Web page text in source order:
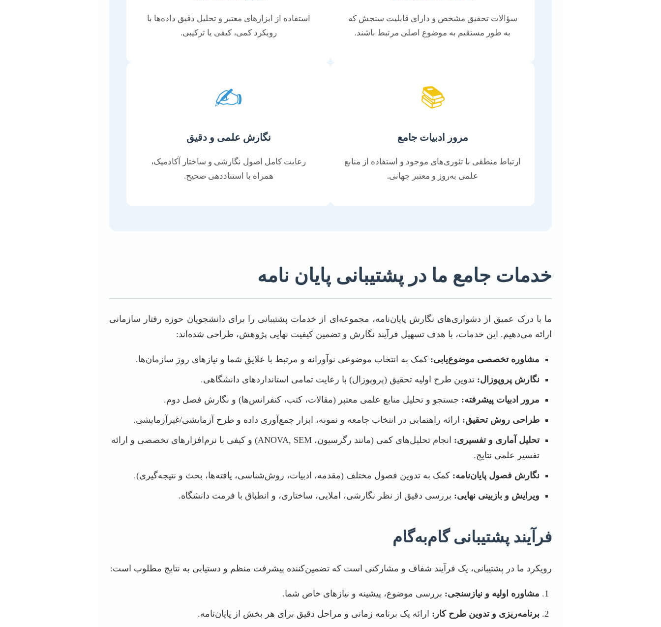
سؤالات تحقیق مشخص و دارای قابلیت سنجش که
به طور مستقیم به موضوع اصلی مرتبط باشند.
استفاده از ابزارهای معتبر و تحلیل دقیق داده‌ها با
رویکرد کمی، کیفی یا ترکیبی.
📚
مرور ادبیات جامع
ارتباط منطقی با تئوری‌های موجود و استفاده از منابع
علمی به‌روز و معتبر جهانی.
✍️
نگارش علمی و دقیق
رعایت کامل اصول نگارشی و ساختار آکادمیک،
همراه با استناددهی صحیح.
خدمات جامع ما در پشتیبانی پایان نامه
ما با درک عمیق از دشواری‌های نگارش پایان‌نامه، مجموعه‌ای از خدمات پشتیبانی را برای دانشجویان حوزه رفتار سازمانی
ارائه می‌دهیم. این خدمات، با هدف تسهیل فرآیند نگارش و تضمین کیفیت نهایی پژوهش، طراحی شده‌اند:
مشاوره تخصصی موضوع‌یابی: کمک به انتخاب موضوعی نوآورانه و مرتبط با علایق شما و نیازهای روز سازمان‌ها.
نگارش پروپوزال: تدوین طرح اولیه تحقیق (پروپوزال) با رعایت تمامی استانداردهای دانشگاهی.
مرور ادبیات پیشرفته: جستجو و تحلیل منابع علمی معتبر (مقالات، کتب، کنفرانس‌ها) و نگارش فصل دوم.
طراحی روش تحقیق: ارائه راهنمایی در انتخاب جامعه و نمونه، ابزار جمع‌آوری داده و طرح آزمایشی/غیرآزمایشی.
تحلیل آماری و تفسیری:
انجام تحلیل‌های کمی (مانند رگرسیون، ANOVA, SEM) و کیفی با نرم‌افزارهای تخصصی و ارائه
تفسیر علمی نتایج.
نگارش فصول پایان‌نامه: کمک به تدوین فصول مختلف (مقدمه، ادبیات، روش‌شناسی، یافته‌ها، بحث و نتیجه‌گیری).
ویرایش و بازبینی نهایی: بررسی دقیق از نظر نگارشی، املایی، ساختاری، و انطباق با فرمت دانشگاه.
فرآیند پشتیبانی گام‌به‌گام
رویکرد ما در پشتیبانی، یک فرآیند شفاف و مشارکتی است که تضمین‌کننده پیشرفت منظم و دستیابی به نتایج مطلوب است:
مشاوره اولیه و نیازسنجی: بررسی موضوع، پیشینه و نیازهای خاص شما.
برنامه‌ریزی و تدوین طرح کار: ارائه یک برنامه زمانی و مراحل دقیق برای هر بخش از پایان‌نامه.